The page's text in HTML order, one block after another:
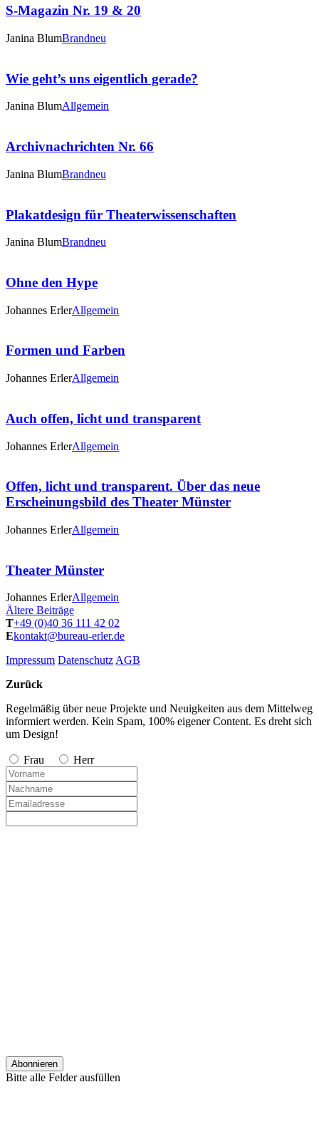
S-Magazin Nr. 19 & 20
Janina BlumBrandneu
Wie geht’s uns eigentlich gerade?
Janina BlumAllgemein
Archivnachrichten Nr. 66
Janina BlumBrandneu
Plakatdesign für Theaterwissenschaften
Janina BlumBrandneu
Ohne den Hype
Johannes ErlerAllgemein
Formen und Farben
Johannes ErlerAllgemein
Auch offen, licht und transparent
Johannes ErlerAllgemein
Offen, licht und transparent. Über das neue
Erscheinungsbild des Theater Münster
Johannes ErlerAllgemein
Theater Münster
Johannes ErlerAllgemein
Ältere Beiträge
T+49 (0)40 36 111 42 02
Ekontakt@bureau-erler.de
Impressum DatenschutzAGB
Zurück
Regelmäßig über neue Projekte und Neuigkeiten aus dem Mittelweg
informiert werden. Kein Spam, 100% eigener Content. Es dreht sich
um Design!
Frau Herr
Bitte alle Felder ausfüllen